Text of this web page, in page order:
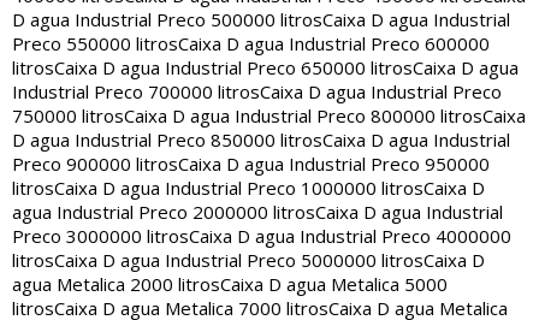
D agua Industrial Preco 500000 litrosCaixa D agua Industrial
Preco 550000 litrosCaixa D agua Industrial Preco 600000
litrosCaixa D agua Industrial Preco 650000 litrosCaixa D agua
Industrial Preco 700000 litrosCaixa D agua Industrial Preco
750000 litrosCaixa D agua Industrial Preco 800000 litrosCaixa
D agua Industrial Preco 850000 litrosCaixa D agua Industrial
Preco 900000 litrosCaixa D agua Industrial Preco 950000
litrosCaixa D agua Industrial Preco 1000000 litrosCaixa D
agua Industrial Preco 2000000 litrosCaixa D agua Industrial
Preco 3000000 litrosCaixa D agua Industrial Preco 4000000
litrosCaixa D agua Industrial Preco 5000000 litrosCaixa D
agua Metalica 2000 litrosCaixa D agua Metalica 5000
litrosCaixa D agua Metalica 7000 litrosCaixa D agua Metalica